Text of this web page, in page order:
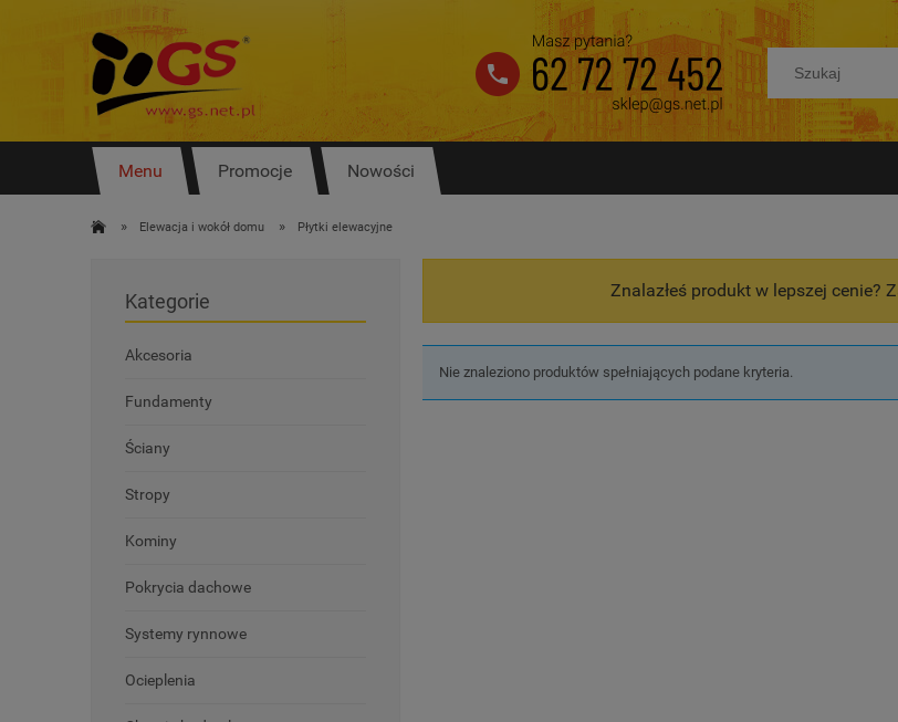
Menu Promocje Nowości
» Elewacja i wokół domu » Płytki elewacyjne
Kategorie
Akcesoria
Fundamenty
Ściany
Stropy
Kominy
Pokrycia dachowe
Systemy rynnowe
Ocieplenia
Znalazłeś produkt w lepszej cenie?
Nie znaleziono produktów spełniających podane kryteria.